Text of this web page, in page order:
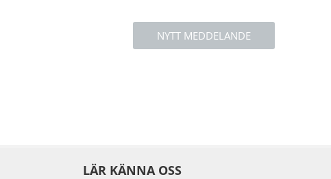
NYTT MEDDELANDE
LÄR KÄNNA OSS